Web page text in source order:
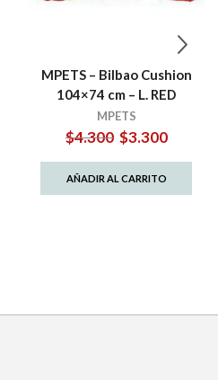
MPETS – Bilbao Cushion
104×74 cm – L. RED
MPETS
$4.300 El
era:
$3.300El
AÑADIR AL CARRITO